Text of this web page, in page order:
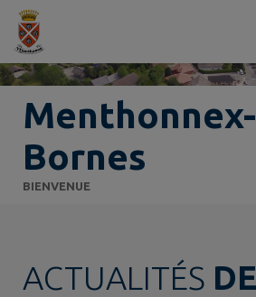
Contenu
Bornes
BIENVENUE
ACTUALITÉS